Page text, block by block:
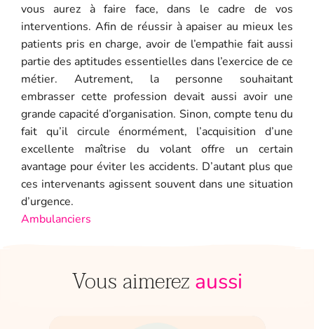
vous aurez à faire face, dans le cadre de vos
interventions. Afin de réussir à apaiser au mieux les
patients pris en charge, avoir de l’empathie fait aussi
partie des aptitudes essentielles dans l’exercice de ce
métier. Autrement, la personne souhaitant
embrasser cette profession devait aussi avoir une
grande capacité d’organisation. Sinon, compte tenu du
fait qu’il circule énormément, l’acquisition d’une
excellente maîtrise du volant offre un certain
avantage pour éviter les accidents. D’autant plus que
ces intervenants agissent souvent dans une situation
d’urgence.
Ambulanciers
Vous aimerez aussi